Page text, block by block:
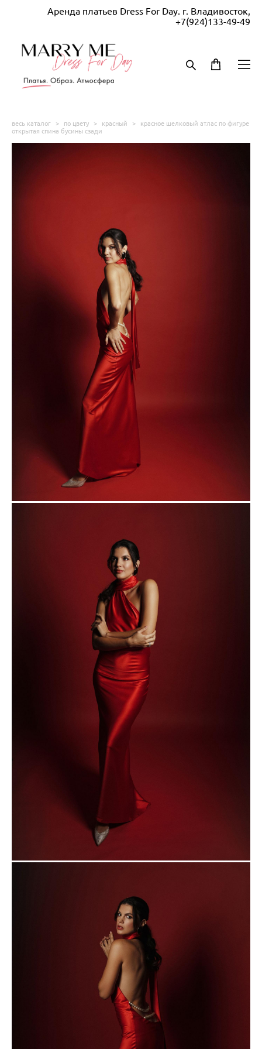
Аренда платьев Dress For Day. г. Владивосток,
+7(924)133-49-49
весь каталог > по цвету > красный >
красное шелковый атлас по фигуре
открытая спина бусины сзади